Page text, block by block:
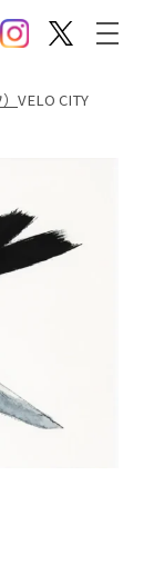
InstagramX(Twitter)
メニ
VELO CITY